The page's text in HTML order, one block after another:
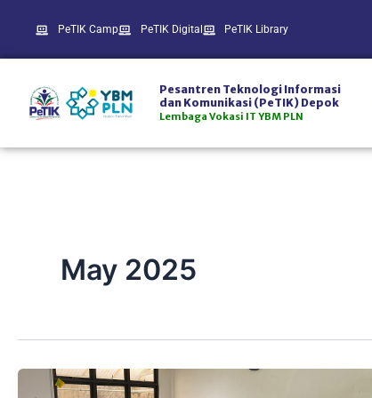
content
PeTIK Camp PeTIK Digital PeTIK Library
Pesantren Teknologi Informasi
dan Komunikasi (PeTIK) Depok
Lembaga Vokasi IT YBM PLN
May 2025